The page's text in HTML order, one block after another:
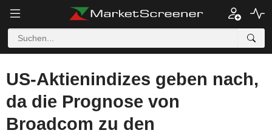
US-Aktienindizes geben nach,
da die Prognose von
Broadcom zu den